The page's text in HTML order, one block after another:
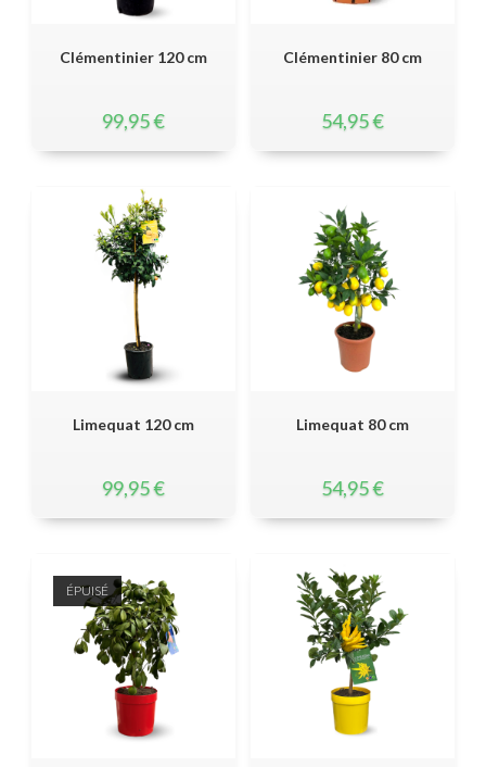
Clémentinier 120 cm
99,95€
Clémentinier 80 cm
54,95€
Limequat 120 cm
99,95€
Limequat 80 cm
54,95€
ÉPUISÉ